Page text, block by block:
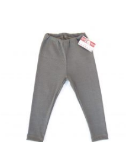
la
22,00 lei